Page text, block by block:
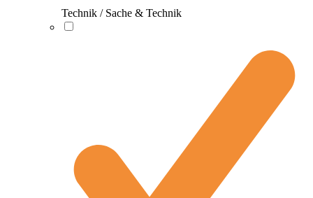
Technik / Sache & Technik